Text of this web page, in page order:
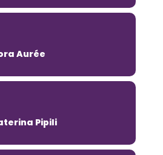
Aurée
Pipili